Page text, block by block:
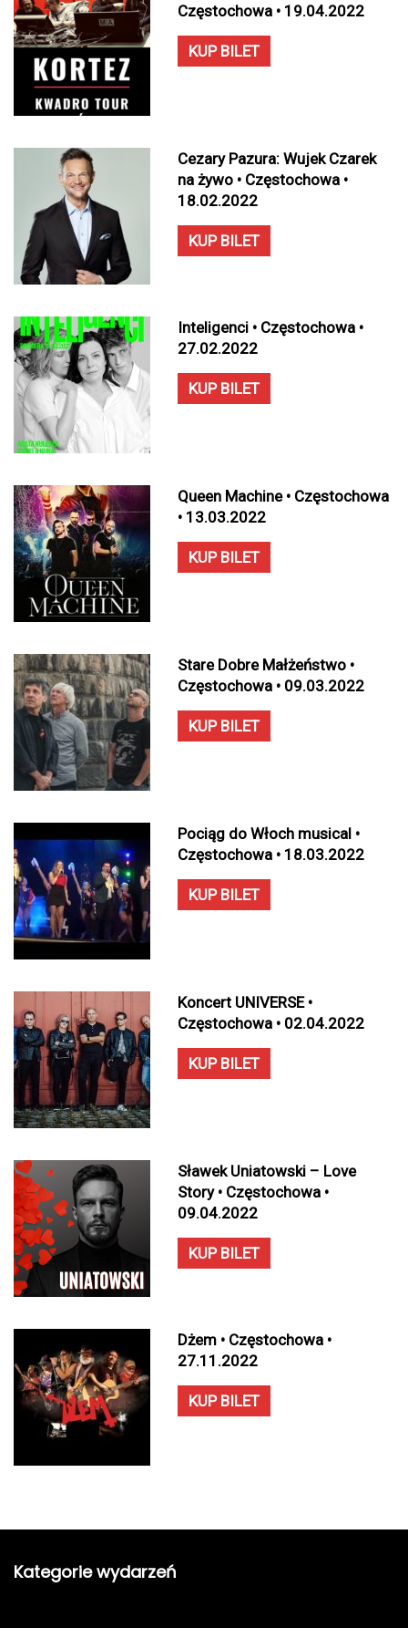
Częstochowa • 19.04.2022
KUP BILET
Cezary Pazura: Wujek Czarek
na żywo • Częstochowa •
18.02.2022
KUP BILET
Inteligenci • Częstochowa •
27.02.2022
KUP BILET
Queen Machine • Częstochowa
• 13.03.2022
KUP BILET
Stare Dobre Małżeństwo •
Częstochowa • 09.03.2022
KUP BILET
Pociąg do Włoch musical •
Częstochowa • 18.03.2022
KUP BILET
Koncert UNIVERSE •
Częstochowa • 02.04.2022
KUP BILET
Sławek Uniatowski – Love
Story • Częstochowa •
09.04.2022
KUP BILET
Dżem • Częstochowa •
27.11.2022
KUP BILET
Kategorie wydarzeń